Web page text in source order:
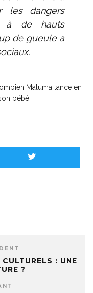
les dangers
à de hauts
de gueule a
Maluma tance en
bébé
: UNE
?